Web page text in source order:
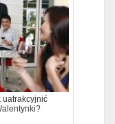
uatrakcyjnić